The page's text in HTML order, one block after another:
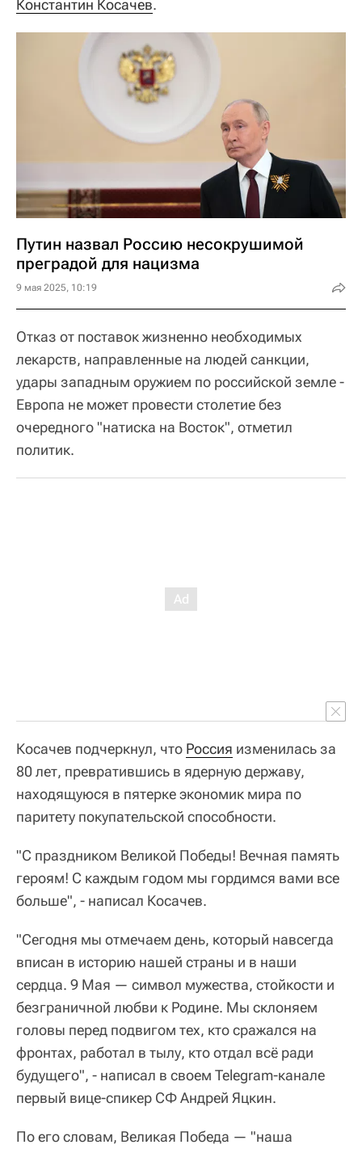
Константин Косачев.
Путин назвал Россию несокрушимой
преградой для нацизма
9 мая 2025, 10:19
Отказ от поставок жизненно необходимых
лекарств, направленные на людей санкции,
удары западным оружием по российской земле -
Европа не может провести столетие без
очередного "натиска на Восток", отметил
политик.
Косачев подчеркнул, что Россия изменилась за
80 лет, превратившись в ядерную державу,
находящуюся в пятерке экономик мира по
паритету покупательской способности.
"С праздником Великой Победы! Вечная память
героям! С каждым годом мы гордимся вами все
больше", - написал Косачев.
"Сегодня мы отмечаем день, который навсегда
вписан в историю нашей страны и в наши
сердца. 9 Мая — символ мужества, стойкости и
безграничной любви к Родине. Мы склоняем
головы перед подвигом тех, кто сражался на
фронтах, работал в тылу, кто отдал всё ради
будущего", - написал в своем Telegram-канале
первый вице-спикер СФ Андрей Яцкин.
По его словам, Великая Победа — "наша